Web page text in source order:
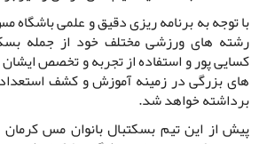
با توجه به برنامه ریزی دقیق و علمی باشگاه
رشته های ورزشی مختلف خود از جمله
کسایی پور و استفاده از تجربه و تخصص
های بزرگی در زمینه آموزش و کشف
برداشته خواهد شد.
پیش از این تیم بسکتبال بانوان مس